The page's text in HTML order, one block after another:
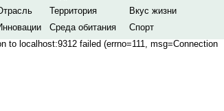
Территория
Вкус жизни
Среда обитания
Спорт
to localhost:9312 failed (errno=111, msg=Connection